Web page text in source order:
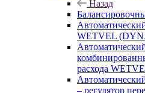
Назад
WETVEL
расхода
– регулятор